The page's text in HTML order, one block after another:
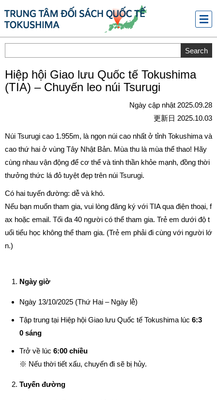
ュー
Hiệp hội Giao lưu Quốc tế Tokushima
(TIA) – Chuyến leo núi Tsurugi
Ngày cập nhật 2025.09.28
更新日 2025.10.03
Núi Tsurugi cao 1.955m, là ngọn núi cao nhất ở tỉnh Tokushima và
cao thứ hai ở vùng Tây Nhật Bản. Mùa thu là mùa thể thao! Hãy
cùng nhau vận động để cơ thể và tinh thần khỏe mạnh, đồng thời
thưởng thức lá đỏ tuyệt đẹp trên núi Tsurugi.
Có hai tuyến đường: dễ và khó.
Nếu bạn muốn tham gia, vui lòng đăng ký với TIA qua điện thoại, f
ax hoặc email. Tối đa 40 người có thể tham gia. Trẻ em dưới độ t
uổi tiểu học không thể tham gia. (Trẻ em phải đi cùng với người lớ
n.)
Ngày giờ
Ngày 13/10/2025 (Thứ Hai – Ngày lễ)
Tập trung tại Hiệp hội Giao lưu Quốc tế Tokushima lúc 6:3
0 sáng
Trở về lúc 6:00 chiều
※ Nếu thời tiết xấu, chuyến đi sẽ bị hủy.
Tuyến đường